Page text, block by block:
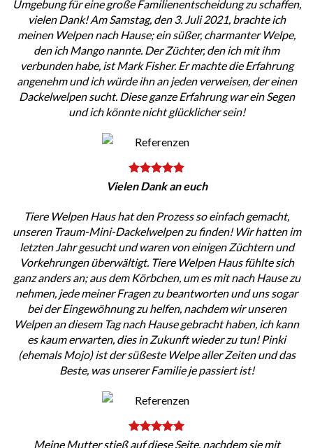
Umgebung für eine große Familienentscheidung zu schaffen,
vielen Dank! Am Samstag, den 3. Juli 2021, brachte ich
meinen Welpen nach Hause; ein süßer, charmanter Welpe,
den ich Mango nannte. Der Züchter, den ich mit ihm
verbunden habe, ist Mark Fisher. Er machte die Erfahrung
angenehm und ich würde ihn an jeden verweisen, der einen
Dackelwelpen sucht. Diese ganze Erfahrung war ein Segen
und ich könnte nicht glücklicher sein!
Vielen Dank an euch
Tiere Welpen Haus hat den Prozess so einfach gemacht,
unseren Traum-Mini-Dackelwelpen zu finden! Wir hatten im
letzten Jahr gesucht und waren von einigen Züchtern und
Vorkehrungen überwältigt. Tiere Welpen Haus fühlte sich
ganz anders an; aus dem Körbchen, um es mit nach Hause zu
nehmen, jede meiner Fragen zu beantworten und uns sogar
bei der Eingewöhnung zu helfen, nachdem wir unseren
Welpen an diesem Tag nach Hause gebracht haben, ich kann
es kaum erwarten, dies in Zukunft wieder zu tun! Pinki
(ehemals Mojo) ist der süßeste Welpe aller Zeiten und das
Beste, was unserer Familie je passiert ist!
Meine Mutter stieß auf diese Seite, nachdem sie mit